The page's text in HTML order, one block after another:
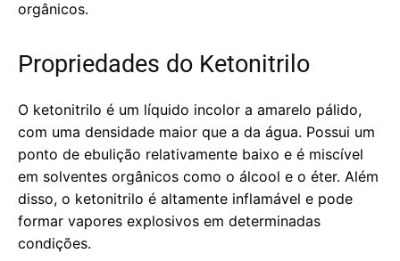
orgânicos.
Propriedades do Ketonitrilo
O ketonitrilo é um líquido incolor a amarelo pálido,
com uma densidade maior que a da água. Possui um
ponto de ebulição relativamente baixo e é miscível
em solventes orgânicos como o álcool e o éter. Além
disso, o ketonitrilo é altamente inflamável e pode
formar vapores explosivos em determinadas
condições.